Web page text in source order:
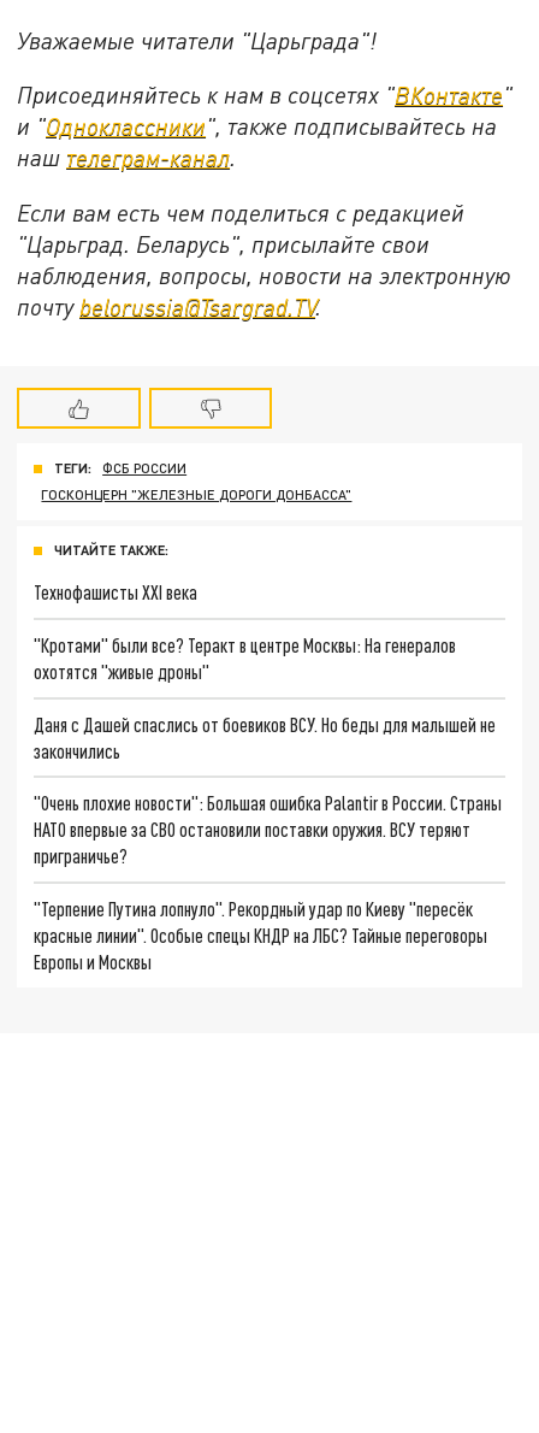
Уважаемые читатели "Царьграда"!
Присоединяйтесь к нам в соцсетях "ВКонтакте"
и "Одноклассники", также подписывайтесь на
наш телеграм-канал.
Если вам есть чем поделиться с редакцией
"Царьград. Беларусь", присылайте свои
наблюдения, вопросы, новости на электронную
почту belorussia@Tsargrad.TV.
ТЕГИ:
ФСБ РОССИИ
ГОСКОНЦЕРН "ЖЕЛЕЗНЫЕ ДОРОГИ ДОНБАССА"
ЧИТАЙТЕ ТАКЖЕ:
Технофашисты XXI века
"Кротами" были все? Теракт в центре Москвы: На генералов
охотятся "живые дроны"
Даня с Дашей спаслись от боевиков ВСУ. Но беды для малышей не
закончились
"Очень плохие новости": Большая ошибка Palantir в России. Страны
НАТО впервые за СВО остановили поставки оружия. ВСУ теряют
приграничье?
"Терпение Путина лопнуло". Рекордный удар по Киеву "пересёк
красные линии". Особые спецы КНДР на ЛБС? Тайные переговоры
Европы и Москвы